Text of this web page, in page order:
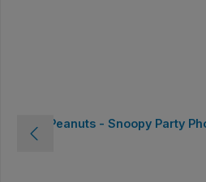
Peanuts - Snoopy Party